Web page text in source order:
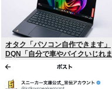
オタク「パソコン自作できます」
DQN「自分で車やバイクいじれま
す」